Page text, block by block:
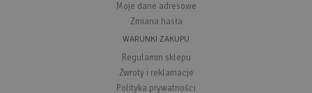
Moje dane adresowe
Zmiana hasła
WARUNKI ZAKUPU
Regulamin sklepu
Zwroty i reklamacje
Polityka prywatności